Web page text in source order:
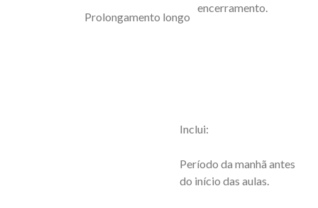
Prolongamento longo
encerramento.
Inclui:
Período da manhã antes
do início das aulas.